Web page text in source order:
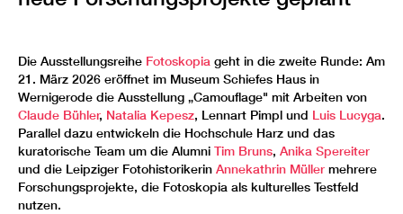
Die Ausstellungsreihe Fotoskopia geht in die zweite Runde: Am
21. März 2026 eröffnet im Museum Schiefes Haus in
Wernigerode die Ausstellung „Camouflage" mit Arbeiten von
Claude Bühler, Natalia Kepesz, Lennart Pimpl und Luis Lucyga.
Parallel dazu entwickeln die Hochschule Harz und das
kuratorische Team um die Alumni Tim Bruns, Anika Spereiter
und die Leipziger Fotohistorikerin Annekathrin Müller mehrere
Forschungsprojekte, die Fotoskopia als kulturelles Testfeld
nutzen.